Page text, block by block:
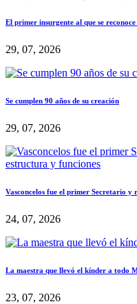
El primer insurgente al que se
29, 07, 2026
Se cumplen 90 años de su creación
29, 07, 2026
Vasconcelos fue el primer Secretario y
24, 07, 2026
La maestra que llevó el kínder a todo
23, 07, 2026